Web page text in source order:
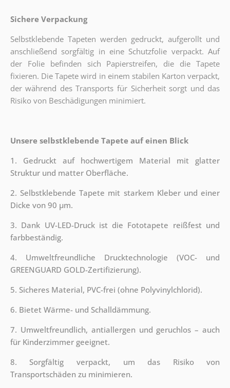
Sichere Verpackung
Selbstklebende Tapeten werden gedruckt, aufgerollt und
anschließend sorgfältig in eine Schutzfolie verpackt. Auf
der Folie befinden sich Papierstreifen, die die Tapete
fixieren. Die Tapete wird in einem stabilen Karton verpackt,
der während des Transports für Sicherheit sorgt und das
Risiko von Beschädigungen minimiert.
Unsere selbstklebende Tapete auf einen Blick
1. Gedruckt auf hochwertigem Material mit glatter
Struktur und matter Oberfläche.
2. Selbstklebende Tapete mit starkem Kleber und einer
Dicke von 90 µm.
3. Dank UV-LED-Druck ist die Fototapete reißfest und
farbbeständig.
4. Umweltfreundliche Drucktechnologie (VOC- und
GREENGUARD GOLD-Zertifizierung).
5. Sicheres Material, PVC-frei (ohne Polyvinylchlorid).
6. Bietet Wärme- und Schalldämmung.
7. Umweltfreundlich, antiallergen und geruchlos – auch
für Kinderzimmer geeignet.
8. Sorgfältig verpackt, um das Risiko von
Transportschäden zu minimieren.